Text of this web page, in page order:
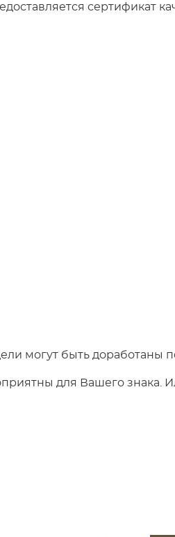
сертификат
могут быть доработаны
для Вашего знака.